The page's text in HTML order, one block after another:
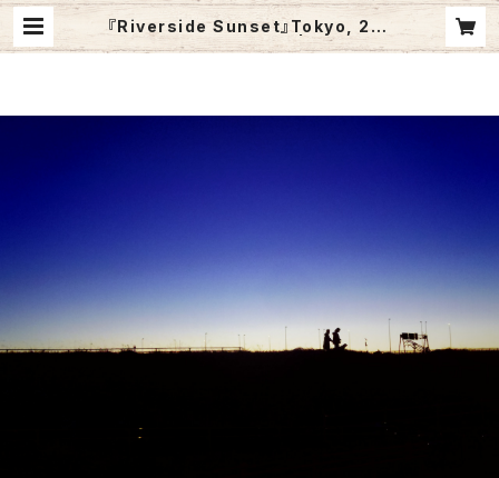
『Riverside Sunset』Tokyo, 201
4 (A4・Not framed） | Takaaki